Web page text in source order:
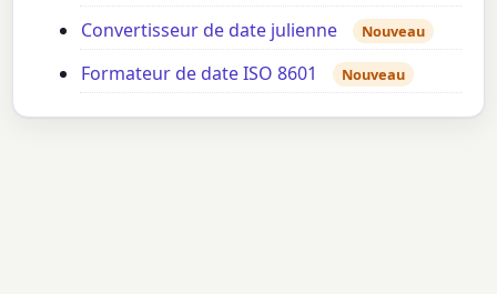
Convertisseur de date julienne Nouveau
Formateur de date ISO 8601 Nouveau